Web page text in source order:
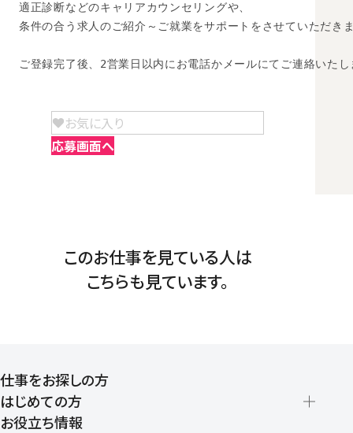
適正診断などのキャリアカウンセリングや、
条件の合う求人のご紹介～ご就業をサポートをさせていただき
ご登録完了後、2営業日以内にお電話かメールにてご連絡いたし
お気に入り
応募画面へ
このお仕事を見ている人は
こちらも見ています。
仕事をお探しの方
はじめての方
お役立ち情報